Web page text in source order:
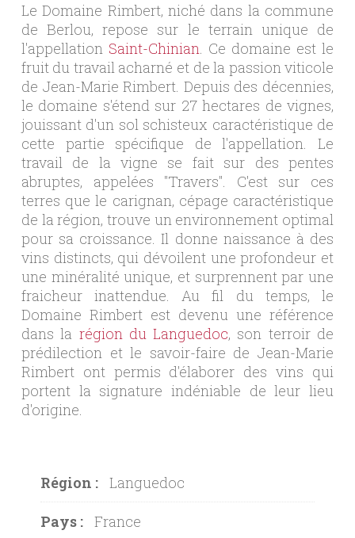
Le Domaine Rimbert, niché dans la commune
de Berlou, repose sur le terrain unique de
l'appellation Saint-Chinian. Ce domaine est le
fruit du travail acharné et de la passion viticole
de Jean-Marie Rimbert. Depuis des décennies,
le domaine s'étend sur 27 hectares de vignes,
jouissant d'un sol schisteux caractéristique de
cette partie spécifique de l'appellation. Le
travail de la vigne se fait sur des pentes
abruptes, appelées "Travers". C'est sur ces
terres que le carignan, cépage caractéristique
de la région, trouve un environnement optimal
pour sa croissance. Il donne naissance à des
vins distincts, qui dévoilent une profondeur et
une minéralité unique, et surprennent par une
fraicheur inattendue. Au fil du temps, le
Domaine Rimbert est devenu une référence
dans la région du Languedoc, son terroir de
prédilection et le savoir-faire de Jean-Marie
Rimbert ont permis d'élaborer des vins qui
portent la signature indéniable de leur lieu
d'origine.
Région : Languedoc
Pays : France